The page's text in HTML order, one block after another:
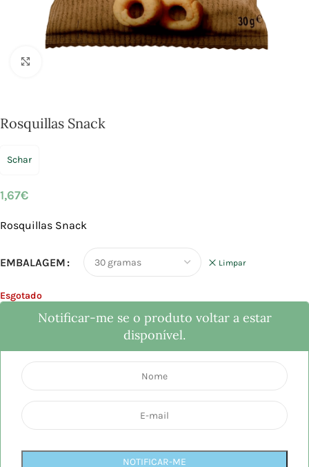
Rosquillas Snack
Schar
1,67€
Rosquillas Snack
EMBALAGEM Limpar
Esgotado
Notificar-me se o produto voltar a estar
disponível.
NOTIFICAR-ME